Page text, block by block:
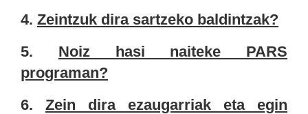
4. Zeintzuk dira sartzeko baldintzak?
5. Noiz hasi naiteke PARS
programan?
6. Zein dira ezaugarriak eta egin